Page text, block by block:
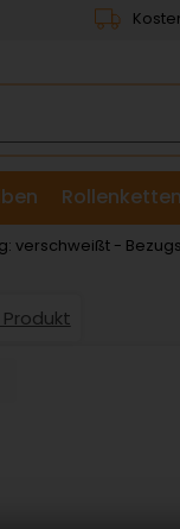
Rollenketten
verschweißt -
Produkt